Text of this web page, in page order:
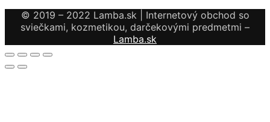
© 2019 – 2022 Lamba.sk | Internetový obchod so
sviečkami, kozmetikou, darčekovými predmetmi –
Lamba.sk